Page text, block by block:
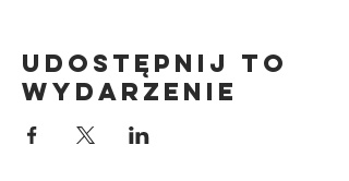
Udostępnij to
wydarzenie